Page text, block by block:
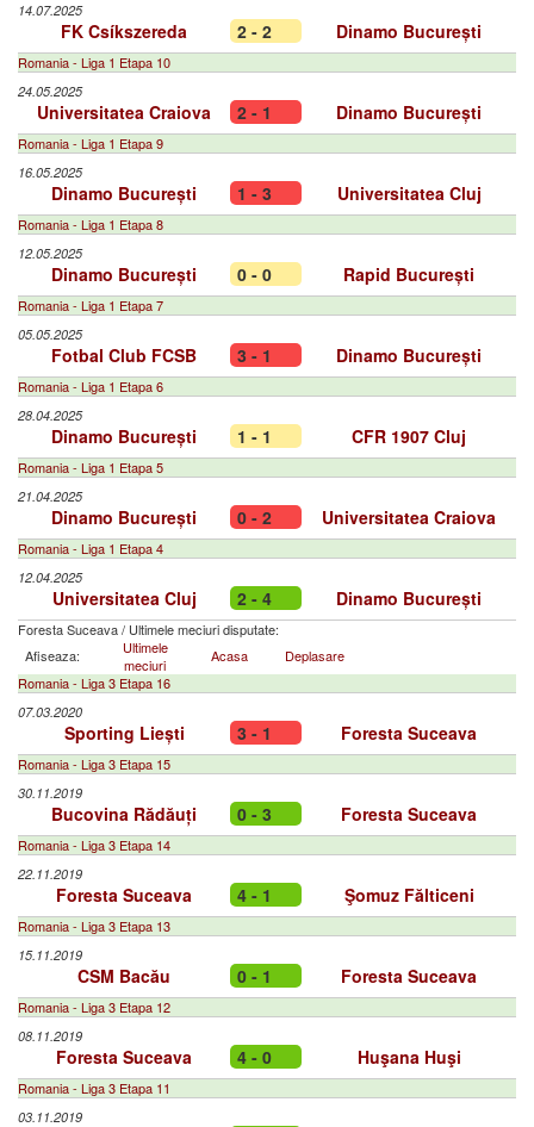
14.07.2025
FK Csíkszereda 2 - 2 Dinamo București
Romania - Liga 1 Etapa 10
24.05.2025
Universitatea Craiova 2 - 1 Dinamo București
Romania - Liga 1 Etapa 9
16.05.2025
Dinamo București 1 - 3 Universitatea Cluj
Romania - Liga 1 Etapa 8
12.05.2025
Dinamo București 0 - 0 Rapid București
Romania - Liga 1 Etapa 7
05.05.2025
Fotbal Club FCSB 3 - 1 Dinamo București
Romania - Liga 1 Etapa 6
28.04.2025
Dinamo București 1 - 1 CFR 1907 Cluj
Romania - Liga 1 Etapa 5
21.04.2025
Dinamo București 0 - 2 Universitatea Craiova
Romania - Liga 1 Etapa 4
12.04.2025
Universitatea Cluj 2 - 4 Dinamo București
Foresta Suceava/ Ultimele meciuri disputate:
Afiseaza:
Ultimele
meciuri
Acasa
Deplasare
Romania - Liga 3 Etapa 16
07.03.2020
Sporting Liești 3 - 1 Foresta Suceava
Romania - Liga 3 Etapa 15
30.11.2019
Bucovina Rădăuți 0 - 3 Foresta Suceava
Romania - Liga 3 Etapa 14
22.11.2019
Foresta Suceava 4 - 1 Şomuz Fălticeni
Romania - Liga 3 Etapa 13
15.11.2019
CSM Bacău 0 - 1 Foresta Suceava
Romania - Liga 3 Etapa 12
08.11.2019
Foresta Suceava 4 - 0 Huşana Huşi
Romania - Liga 3 Etapa 11
03.11.2019